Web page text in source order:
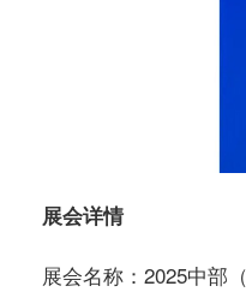
展会详情
展会名称：2025中部